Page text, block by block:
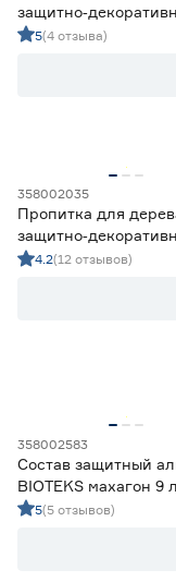
алкидная Lakur
5(4 отзыва)
358002035
Пропитка для
алкидная Lakur орех
4.2(12 отзывов)
358002583
Состав защитный
BIOTEKS махагон 9 л
5(5 отзывов)